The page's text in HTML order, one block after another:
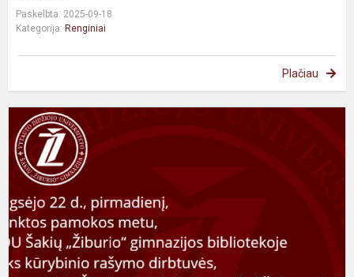
Paskelbta: 2025-09-18
Kategorija: Renginiai
Plačiau